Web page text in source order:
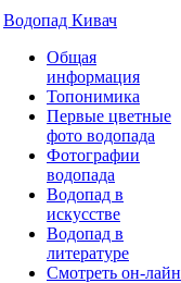
Водопад Кивач
Общая
информация
Топонимика
Первые цветные
фото водопада
Фотографии
водопада
Водопад в
искусстве
Водопад в
литературе
Смотреть он-лайн